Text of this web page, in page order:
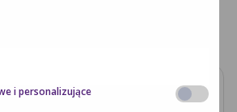
i personalizujące